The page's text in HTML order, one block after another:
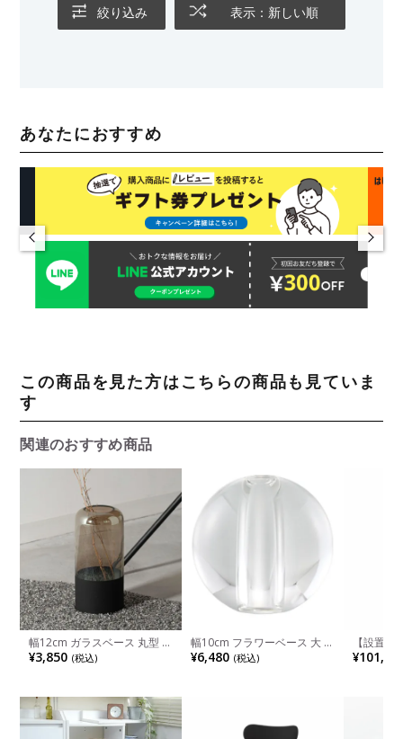
絞り込み 表示：新しい順
あなたにおすすめ
この商品を見た方はこちらの商品も見ていま
す
関連のおすすめ商品
幅12cm ガラスベース 丸型 フ
ラワーベース ガラス 花器 オ
ブジェ 花瓶 一輪挿し 花びん
ン ブラック 完成品
¥3,850 (税込)
幅10cm フラワーベース 大 ク
リア ガラス 花瓶 球体 一輪挿
し クリスタルガラス 花器 オ
¥6,480 (税込)
【設置
ingLIFE
ロン脚先